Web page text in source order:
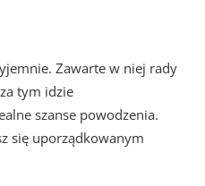
Zawarte w niej rady
tym idzie
szanse powodzenia.
się uporządkowanym